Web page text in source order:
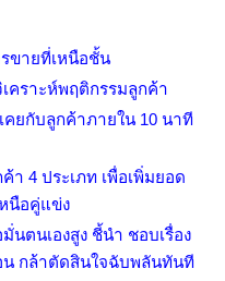
ขายที่เหนือชั้น
คราะห์พฤติกรรมลูกค้า
คยกับลูกค้าภายใน 10 นาที
ค้า 4 ประเภท เพื่อเพิ่มยอด
นือคู่แข่ง
นตนเองสูง ชี้นำ ชอบเรื่อง
น กล้าตัดสินใจฉับพลันทันที